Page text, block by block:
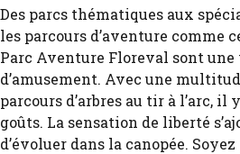
Des parcs thématiques aux
les parcours d’aventure comme
Parc Aventure Floreval sont une
d’amusement. Avec une
parcours d’arbres au tir à l’arc, il
goûts. La sensation de liberté
d’évoluer dans la canopée.